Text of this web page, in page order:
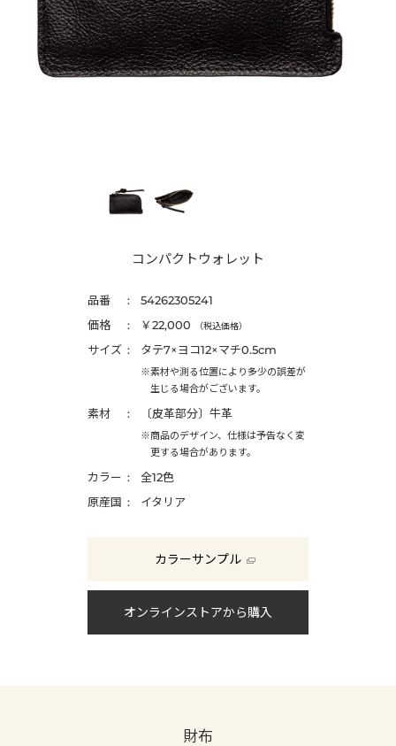
コンパクトウォレット
品番
54262305241
価格
￥22,000 （税込価格）
サイズ タテ7×ヨコ12×マチ0.5cm
※素材や測る位置により多少の誤差が
生じる場合がございます。
素材 〔皮革部分〕牛革
※商品のデザイン、仕様は予告なく変
更する場合があります。
カラー
全12色
原産国
イタリア
カラーサンプル
オンラインストアから購入
財布